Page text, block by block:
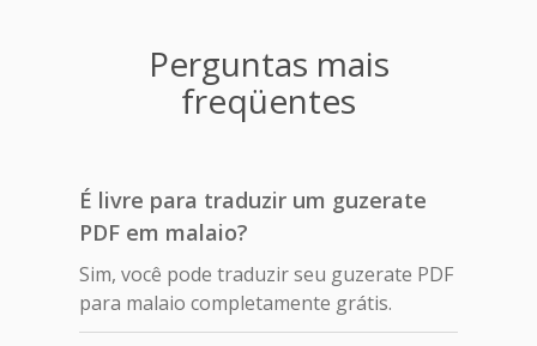
Perguntas mais
freqüentes
É livre para traduzir um guzerate
PDF em malaio?
Sim, você pode traduzir seu guzerate PDF
para malaio completamente grátis.